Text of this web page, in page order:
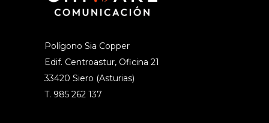
Polígono Sia Copper
Edif. Centroastur, Oficina 21
33420 Siero (Asturias)
T. 985 262 137